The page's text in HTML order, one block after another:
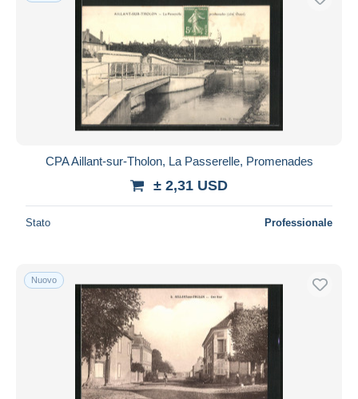
CPA Aillant-sur-Tholon, La Passerelle, Promenades
± 2,31 USD
Stato Professionale
Nuovo